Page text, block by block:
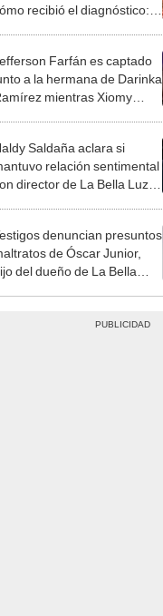
recibió el diagnóstico:
Farfán es captado
a la hermana de Darinka
mientras Xiomy
Saldaña aclara si
relación sentimental
director de La Bella Luz
denuncian presuntos
de Óscar Junior,
del dueño de La Bella